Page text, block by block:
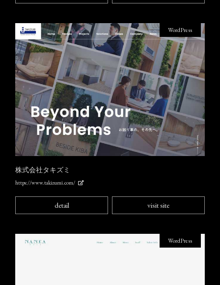
株式会社タキズミ
https://www.takizumi.com/
WordPress
detail visit site
WordPress